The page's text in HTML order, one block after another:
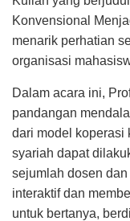
Konvensional
menarik perhatian
organisasi
Dalam acara ini,
pandangan
dari model koperasi
syariah dapat
sejumlah dosen
interaktif dan
untuk bertanya,